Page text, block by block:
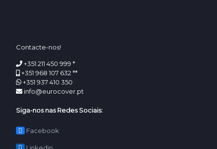
Contacte-nos!
+351 211 450 999 *
+351 968 107 632 **
+351 937 410 350
info@eurocover.pt
Siga-nos nas Redes Sociais:
Facebook